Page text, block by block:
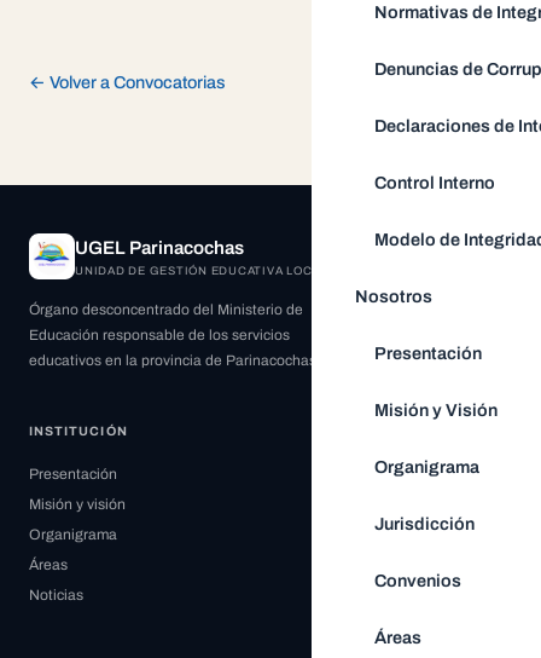
Normativas de
Denuncias de
Declaraciones de
Control Interno
Modelo de
Nosotros
Presentación
Misión y Visión
Organigrama
Jurisdicción
Convenios
Áreas
← Volver a Convocatorias
UGEL Parinacochas
UNIDAD DE GESTIÓN EDUCATIVA LOCAL
Órgano desconcentrado del Ministerio de
Educación responsable de los servicios
educativos en la provincia de Parinacochas.
INSTITUCIÓN
Presentación
Misión y visión
Organigrama
Áreas
Noticias